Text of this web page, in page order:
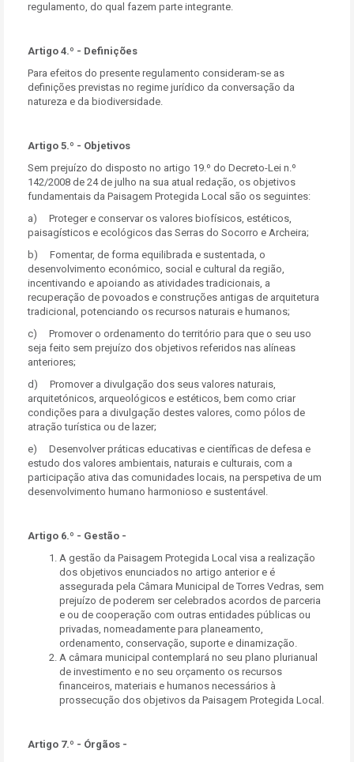
regulamento, do qual fazem parte integrante.
Artigo 4.º - Definições
Para efeitos do presente regulamento consideram-se as
definições previstas no regime jurídico da conversação da
natureza e da biodiversidade.
Artigo 5.º - Objetivos
Sem prejuízo do disposto no artigo 19.º do Decreto-Lei n.º
142/2008 de 24 de julho na sua atual redação, os objetivos
fundamentais da Paisagem Protegida Local são os seguintes:
a) Proteger e conservar os valores biofísicos, estéticos,
paisagísticos e ecológicos das Serras do Socorro e Archeira;
b) Fomentar, de forma equilibrada e sustentada, o
desenvolvimento económico, social e cultural da região,
incentivando e apoiando as atividades tradicionais, a
recuperação de povoados e construções antigas de arquitetura
tradicional, potenciando os recursos naturais e humanos;
c) Promover o ordenamento do território para que o seu uso
seja feito sem prejuízo dos objetivos referidos nas alíneas
anteriores;
d) Promover a divulgação dos seus valores naturais,
arquitetónicos, arqueológicos e estéticos, bem como criar
condições para a divulgação destes valores, como pólos de
atração turística ou de lazer;
e) Desenvolver práticas educativas e científicas de defesa e
estudo dos valores ambientais, naturais e culturais, com a
participação ativa das comunidades locais, na perspetiva de um
desenvolvimento humano harmonioso e sustentável.
Artigo 6.º - Gestão -
A gestão da Paisagem Protegida Local visa a realização
dos objetivos enunciados no artigo anterior e é
assegurada pela Câmara Municipal de Torres Vedras, sem
prejuízo de poderem ser celebrados acordos de parceria
e ou de cooperação com outras entidades públicas ou
privadas, nomeadamente para planeamento,
ordenamento, conservação, suporte e dinamização.
A câmara municipal contemplará no seu plano plurianual
de investimento e no seu orçamento os recursos
financeiros, materiais e humanos necessários à
prossecução dos objetivos da Paisagem Protegida Local.
Artigo 7.º - Órgãos -